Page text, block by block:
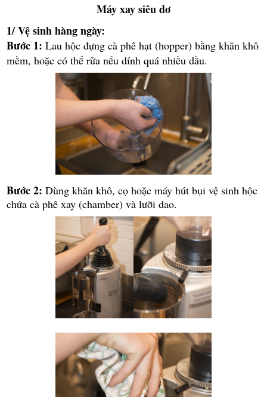
Máy xay siêu dơ
1/ Vệ sinh hàng ngày:
Bước 1: Lau hộc đựng cà phê hạt (hopper) bằng khăn khô
mềm, hoặc có thể rửa nếu dính quá nhiều dầu.
Bước 2: Dùng khăn khô, cọ hoặc máy hút bụi vệ sinh hộc
chứa cà phê xay (chamber) và lưỡi dao.